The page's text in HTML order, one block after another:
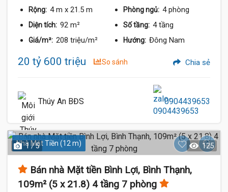
Rộng: 4 m x 21.5 m Phòng ngủ: 4 phòng
Diện tích: 92 m² Số tầng: 4 tầng
Giá/m²: 208 triệu/m² Hướng: Đông Nam
20 tỷ 600 triệu So sánh Chia sẻ
Thúy An BĐS 0904439653
Nhà Mặt Tiền (12 m)
1 / 5 125
Bán nhà Mặt tiền Bình Lợi, Bình Thạnh,
109m² (5 x 21.8) 4 tầng 7 phòng